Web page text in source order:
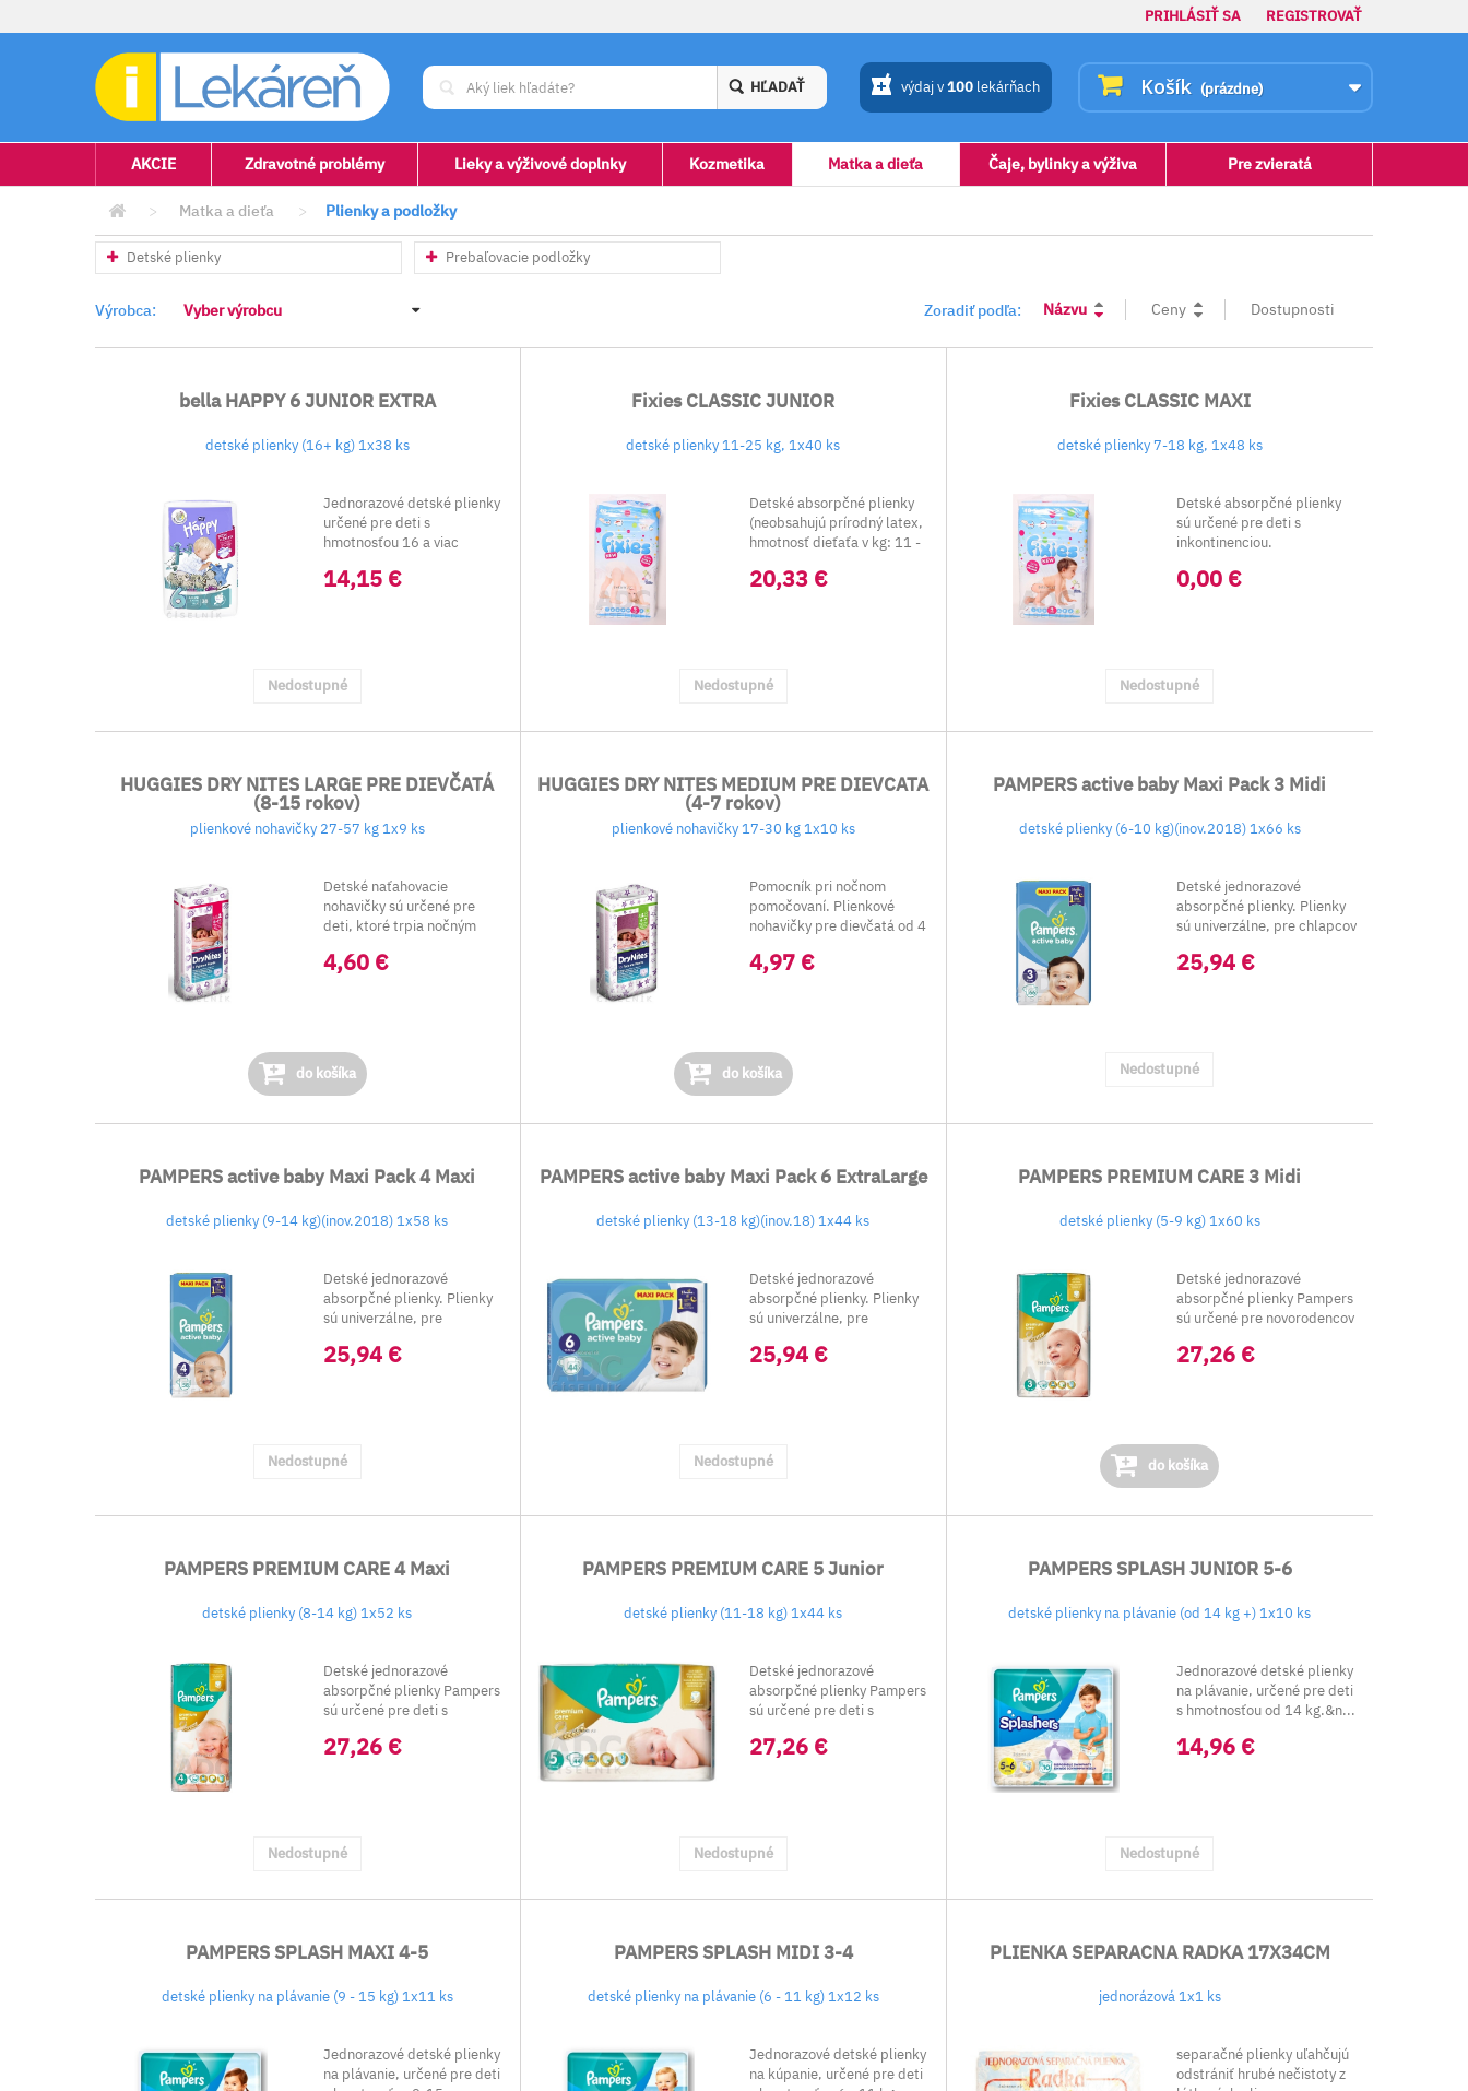
PRIHLÁSIŤ SA REGISTROVAŤ
Košík (prázdne)
HĽADAŤ výdaj v100 lekárňach
AKCIE Zdravotné problémy Lieky a výživové doplnky Kozmetika Matka a dieťa Čaje, bylinky a výživa Pre zvieratá
> Matka a dieťa > Plienky a podložky
Detské plienky Prebaľovacie podložky
Výrobca: Vyber výrobcu Zoradiť podľa: Názvu Ceny Dostupnosti
bella HAPPY 6 JUNIOR EXTRA
detské plienky (16+ kg) 1x38 ks
Jednorazové detské plienky
určené pre deti s
hmotnosťou 16 a viac
<...
14,15 €
Nedostupné
Fixies CLASSIC JUNIOR
detské plienky 11-25 kg, 1x40 ks
Detské absorpčné plienky
(neobsahujú prírodný latex,
hmotnosť dieťaťa v kg: 11 -
20,33 €
Nedostupné
Fixies CLASSIC MAXI
detské plienky 7-18 kg, 1x48 ks
Detské absorpčné plienky
sú určené pre deti s
inkontinenciou.
0,00 €
Nedostupné
HUGGIES DRY NITES LARGE PRE DIEVČATÁ
(8-15 rokov)
plienkové nohavičky 27-57 kg 1x9 ks
Detské naťahovacie
nohavičky sú určené pre
deti, ktoré trpia nočným
4,60 €
do košíka
HUGGIES DRY NITES MEDIUM PRE DIEVCATA
(4-7 rokov)
plienkové nohavičky 17-30 kg 1x10 ks
Pomocník pri nočnom
pomočovaní. Plienkové
nohavičky pre dievčatá od 4
4,97 €
do košíka
PAMPERS active baby Maxi Pack 3 Midi
detské plienky (6-10 kg)(inov.2018) 1x66 ks
Detské jednorazové
absorpčné plienky. Plienky
sú univerzálne, pre chlapcov
25,94 €
Nedostupné
PAMPERS active baby Maxi Pack 4 Maxi
detské plienky (9-14 kg)(inov.2018) 1x58 ks
Detské jednorazové
absorpčné plienky. Plienky
sú univerzálne, pre
25,94 €
Nedostupné
PAMPERS active baby Maxi Pack 6 ExtraLarge
detské plienky (13-18 kg)(inov.18) 1x44 ks
Detské jednorazové
absorpčné plienky. Plienky
sú univerzálne, pre
25,94 €
Nedostupné
PAMPERS PREMIUM CARE 3 Midi
detské plienky (5-9 kg) 1x60 ks
Detské jednorazové
absorpčné plienky Pampers
sú určené pre novorodencov
27,26 €
do košíka
PAMPERS PREMIUM CARE 4 Maxi
detské plienky (8-14 kg) 1x52 ks
Detské jednorazové
absorpčné plienky Pampers
sú určené pre deti s
27,26 €
Nedostupné
PAMPERS PREMIUM CARE 5 Junior
detské plienky (11-18 kg) 1x44 ks
Detské jednorazové
absorpčné plienky Pampers
sú určené pre deti s
27,26 €
Nedostupné
PAMPERS SPLASH JUNIOR 5-6
detské plienky na plávanie (od 14 kg +) 1x10 ks
Jednorazové detské plienky
na plávanie, určené pre deti
s hmotnosťou od 14 kg.&n...
14,96 €
Nedostupné
PAMPERS SPLASH MAXI 4-5
detské plienky na plávanie (9 - 15 kg) 1x11 ks
Jednorazové detské plienky
na plávanie, určené pre deti
PAMPERS SPLASH MIDI 3-4
detské plienky na plávanie (6 - 11 kg) 1x12 ks
Jednorazové detské plienky
na kúpanie, určené pre deti
PLIENKA SEPARACNA RADKA 17X34CM
jednorázová 1x1 ks
separačné plienky uľahčujú
odstrániť hrubé nečistoty z